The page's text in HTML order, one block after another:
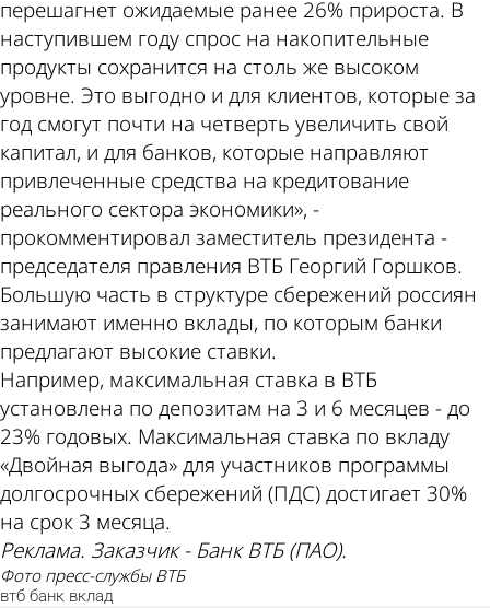
перешагнет ожидаемые ранее 26% прироста. В
наступившем году спрос на накопительные
продукты сохранится на столь же высоком
уровне. Это выгодно и для клиентов, которые за
год смогут почти на четверть увеличить свой
капитал, и для банков, которые направляют
привлеченные средства на кредитование
реального сектора экономики», -
прокомментировал заместитель президента -
председателя правления ВТБ Георгий Горшков.
Большую часть в структуре сбережений россиян
занимают именно вклады, по которым банки
предлагают высокие ставки.
Например, максимальная ставка в ВТБ
установлена по депозитам на 3 и 6 месяцев - до
23% годовых. Максимальная ставка по вкладу
«Двойная выгода» для участников программы
долгосрочных сбережений (ПДС) достигает 30%
на срок 3 месяца.
Реклама. Заказчик - Банк ВТБ (ПАО).
фото пресс-службы ВТБ
втб банк вклад